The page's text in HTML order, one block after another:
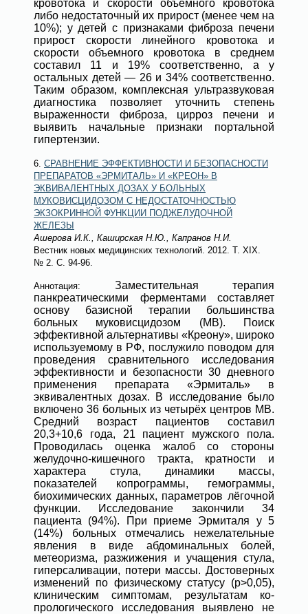
кровотока и скорости объемного кровотока
либо недостаточный их прирост (менее чем на
10%); у детей с признаками фиброза печени
прирост скорости линейного кровотока и
скорости объемного кровотока в среднем
составил 11 и 19% соответственно, а у
остальных детей — 26 и 34% соответственно.
Таким образом, комплексная ультразвуковая
диагностика позволяет уточнить степень
выраженности фиброза, цирроз печени и
выявить начальные признаки портальной
гипертензии.
6. СРАВНЕНИЕ ЭФФЕКТИВНОСТИ И БЕЗОПАСНОСТИ
ПРЕПАРАТОВ «ЭРМИТАЛЬ» И «КРЕОН» В
ЭКВИВАЛЕНТНЫХ ДОЗАХ У БОЛЬНЫХ
МУКОВИСЦИДОЗОМ С НЕДОСТАТОЧНОСТЬЮ
ЭКЗОКРИННОЙ ФУНКЦИИ ПОДЖЕЛУДОЧНОЙ
ЖЕЛЕЗЫ
Ашерова И.К., Каширская Н.Ю., Капранов Н.И.
Вестник новых медицинских технологий . 2012. Т. XIX.
№ 2 . С. 94-96.
Аннотация: Заместительная терапия
панкреатическими ферментами составляет
основу базисной терапии большинства
больных муковисцидозом (МВ). Поиск
эффективной альтернативы «Креону», широко
используемому в РФ, послужило поводом для
проведения сравнительного исследования
эффективности и безопасности 30 дневного
применения препарата «Эрмиталь» в
эквивалентных дозах. В исследование было
включено 36 больных из четырёх центров МВ.
Средний возраст пациентов составил
20,3+10,6 года, 21 пациент мужского пола.
Проводилась оценка жалоб со стороны
желудочно-кишечного тракта, кратности и
характера стула, динамики массы,
показателей копрограммы, гемограммы,
биохимических данных, параметров лёгочной
функции. Исследование закончили 34
пациента (94%). При приеме Эрмиталя у 5
(14%) больных отмечались нежелательные
явления в виде абдоминальных болей,
метеоризма, разжижения и учащения стула,
гиперсаливации, потери массы. Достоверных
изменений по физическому статусу (p>0,05),
клиническим симптомам, результатам ко-
прологического исследования выявлено не